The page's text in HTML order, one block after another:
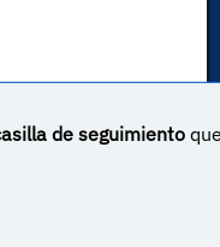
porYova Turnes
de seguimiento